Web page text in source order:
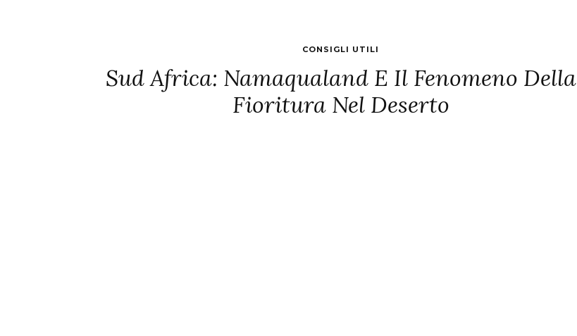
CONSIGLI UTILI
Sud Africa: Namaqualand E Il Fenomeno Della
Fioritura Nel Deserto